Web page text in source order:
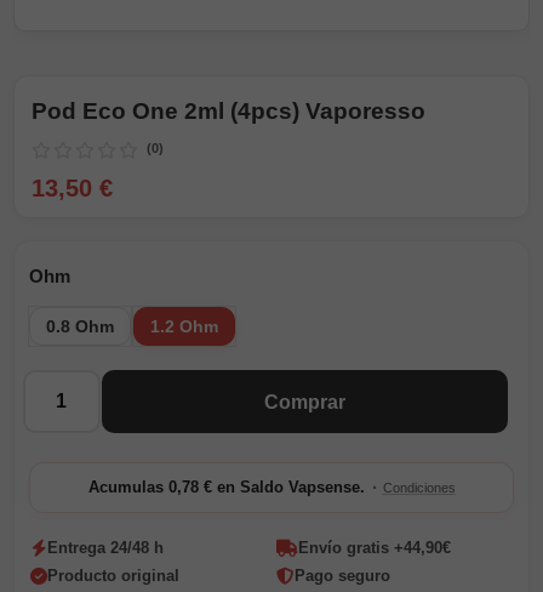
Pod Eco One 2ml (4pcs) Vaporesso
(0)
13,50 €
Ohm
0.8 Ohm 1.2 Ohm
Comprar
Acumulas 0,78 € en Saldo Vapsense. · Condiciones
Entrega 24/48 h
Envío gratis +44,90€
Producto original
Pago seguro